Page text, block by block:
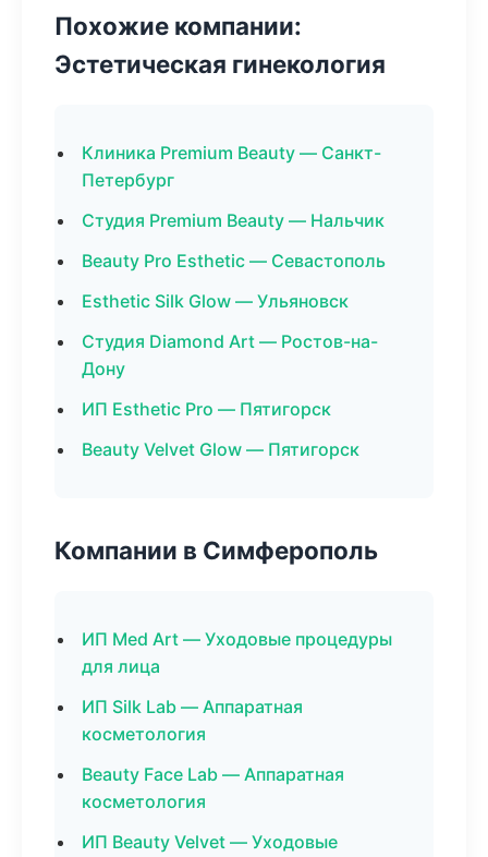
Похожие компании:
Эстетическая гинекология
Клиника Premium Beauty — Санкт-
Петербург
Студия Premium Beauty — Нальчик
Beauty Pro Esthetic — Севастополь
Esthetic Silk Glow — Ульяновск
Студия Diamond Art — Ростов-на-
Дону
ИП Esthetic Pro — Пятигорск
Beauty Velvet Glow — Пятигорск
Компании в Симферополь
ИП Med Art — Уходовые процедуры
для лица
ИП Silk Lab — Аппаратная
косметология
Beauty Face Lab — Аппаратная
косметология
ИП Beauty Velvet — Уходовые